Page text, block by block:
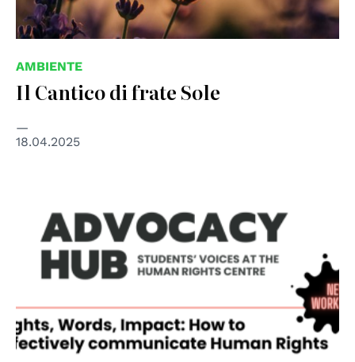
AMBIENTE
Il Cantico di frate Sole
18.04.2025